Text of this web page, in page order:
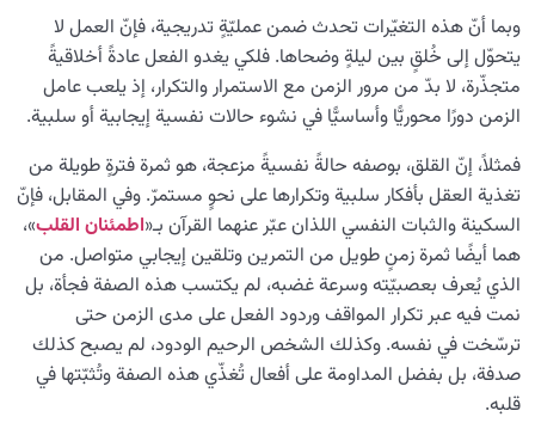
التكيف القلبي مع البرزخ وتأثيره على المصير الأخروي
هل تُهدد تعلقات نفسية سلامة الروح والقلب؟
الشوق إلى الموت: سببه وهل هو رغبة إيجابية أم مؤشر
للاكتئاب؟
ما هي علامات قلب سليم؟ وما خصائص تكشف لنا صحة
النفس لدى الإنسان؟
هل يُفضي تحليل جذور السلوك الإنساني وتصحيحها إلى
تحقيق سلامة القلب؟
ماهية الصراط الحقيقية: هل الصراط حقيقة قاطعة أم مجرد
وبما أنّ هذه التغيّرات تحدث ضمن عمليّةٍ تدريجية، فإنّ العمل لا
يتحوّل إلى خُلقٍ بين ليلةٍ وضحاها. فلكي يغدو الفعل عادةً أخلاقيةً
متجذّرة، لا بدّ من مرور الزمن مع الاستمرار والتكرار، إذ يلعب عامل
الزمن دورًا محوريًّا وأساسيًّا في نشوء حالات نفسية إيجابية أو سلبية.
فمثلاً، إنّ القلق، بوصفه حالةً نفسيةً مزعجة، هو ثمرة فترةٍ طويلة من
تغذية العقل بأفكار سلبية وتكرارها على نحوٍ مستمرّ. وفي المقابل، فإنّ
السكينة والثبات النفسي اللذان عبّر عنهما القرآن بـ«اطمئنان القلب»،
هما أيضًا ثمرة زمنٍ طويل من التمرين وتلقين إيجابي متواصل. من
الذي يُعرف بعصبيّته وسرعة غضبه، لم يكتسب هذه الصفة فجأة، بل
نمت فيه عبر تكرار المواقف وردود الفعل على مدى الزمن حتى
ترسّخت في نفسه. وكذلك الشخص الرحيم الودود، لم يصبح كذلك
صدفة، بل بفضل المداومة على أفعال تُغذّي هذه الصفة وتُثبّتها في
قلبه.